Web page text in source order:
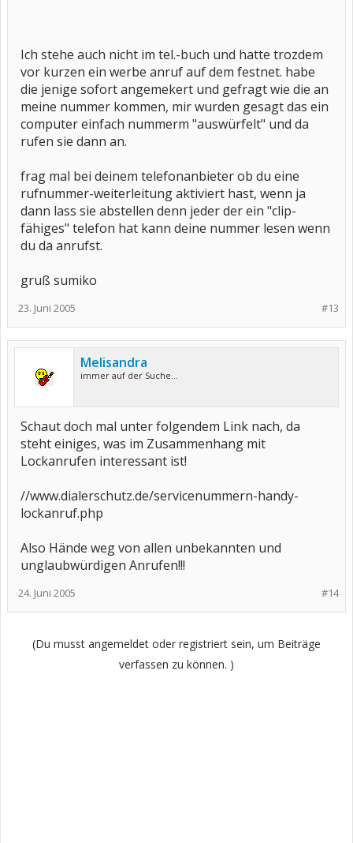
lexxus
Ich stehe auch nicht im tel.-buch und hatte trozdem
vor kurzen ein werbe anruf auf dem festnet. habe
die jenige sofort angemekert und gefragt wie die an
meine nummer kommen, mir wurden gesagt das ein
computer einfach nummerm "auswürfelt" und da
rufen sie dann an.
frag mal bei deinem telefonanbieter ob du eine
rufnummer-weiterleitung aktiviert hast, wenn ja
dann lass sie abstellen denn jeder der ein "clip-
fähiges" telefon hat kann deine nummer lesen wenn
du da anrufst.
gruß sumiko
#13
23. Juni 2005
Melisandra
immer auf der Suche...
Schaut doch mal unter folgendem Link nach, da
steht einiges, was im Zusammenhang mit
Lockanrufen interessant ist!
//www.dialerschutz.de/servicenummern-handy-
lockanruf.php
Also Hände weg von allen unbekannten und
unglaubwürdigen Anrufen!!!
#14
24. Juni 2005
(Du musst angemeldet oder registriert sein, um Beiträge
verfassen zu können. )